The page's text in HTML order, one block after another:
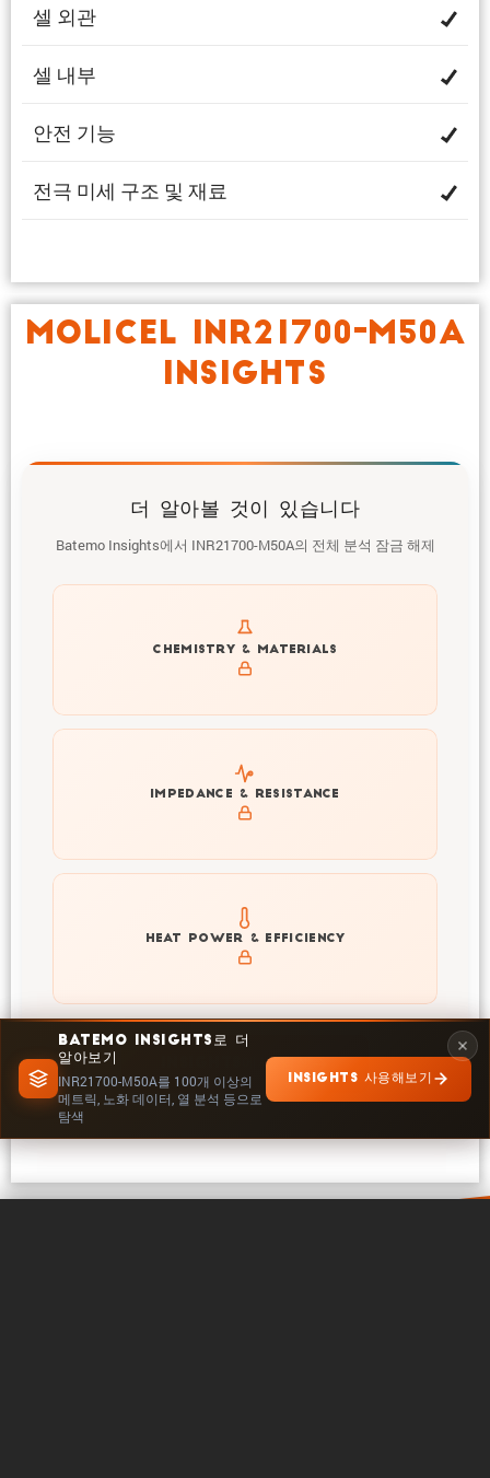
BATEMO INSIGHTS로 더
알아보기
INR21700-M50A를 100개 이상의
메트릭, 노화 데이터, 열 분석 등으로
탐색
INSIGHTS 사용해보기
셀 외관
셀 내부
안전 기능
전극 미세 구조 및 재료
MOLICEL INR21700-M50A
INSIGHTS
더 알아볼 것이 있습니다
Batemo Insights에서 INR21700-M50A의 전체 분석 잠금 해제
CHEMISTRY & MATERIALS
Get to know active materials for the INR21700-M50A
IMPEDANCE & RESISTANCE
Explore impedance spectrum and DCIR (SOC, T) of
INR21700-M50A
HEAT POWER & EFFICIENCY
Explore heat generation and cell efficiency at different
temperatures and powers of INR21700-M50A
INSIGHTS에서 탐색